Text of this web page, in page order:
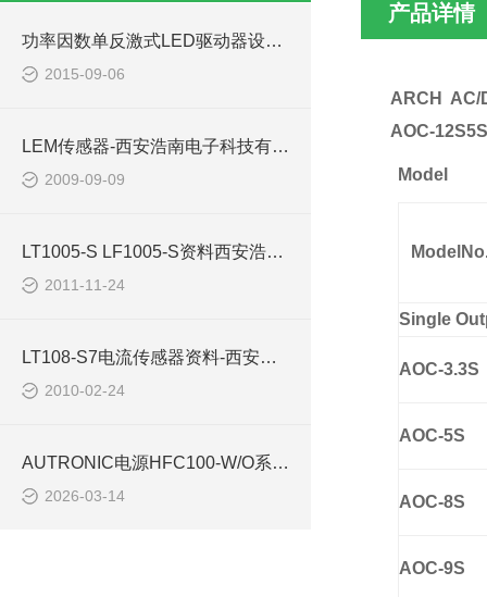
功率因数单反激式LED驱动器设计注意事项
2015-09-06
LEM传感器-西安浩南电子科技有限公司
2009-09-09
LT1005-S LF1005-S资料西安浩南电子
2011-11-24
LT108-S7电流传感器资料-西安浩南电子科技
2010-02-24
AUTRONIC电源HFC100-W/O系列：铁路设备的可靠电力转换方案
2026-03-14
产品详情
ARCH
AOC-12S5S
Model
Single
AOC-3.3S
AOC-5S
AOC-8S
AOC-9S